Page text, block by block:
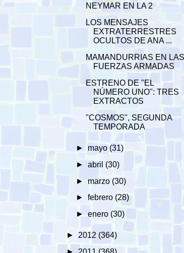
NEYMAR EN LA 2
LOS MENSAJES
EXTRATERRESTRES
OCULTOS DE ANA ...
MAMANDURRIAS EN
FUERZAS ARMADAS
ESTRENO DE "EL
NÚMERO UNO": TRES
EXTRACTOS
"COSMOS", SEGUNDA
TEMPORADA
► mayo (31)
► abril (30)
► marzo (30)
► febrero (28)
► enero (30)
► 2012 (364)